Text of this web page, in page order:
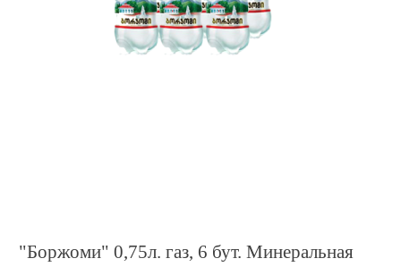
"Боржоми" 0,75л. газ, 6 бут. Минеральная